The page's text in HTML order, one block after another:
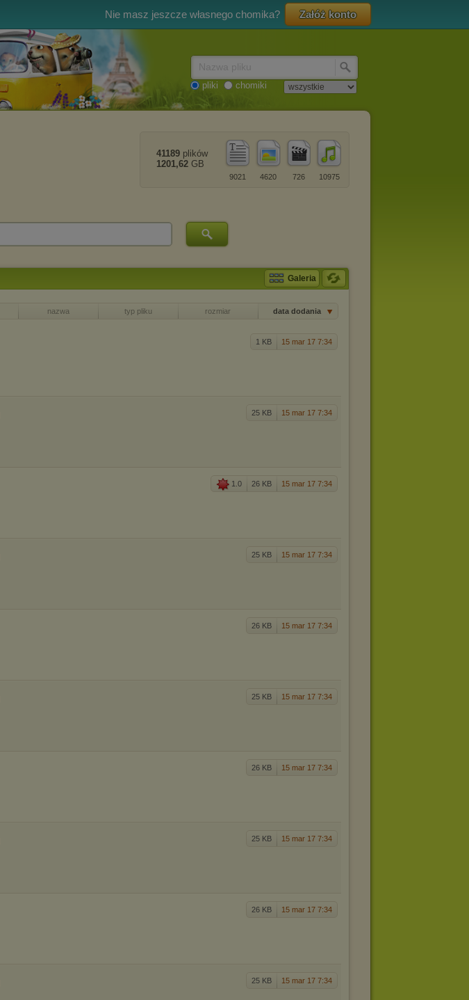
Nie masz jeszcze własnego chomika? Załóż konto
pliki chomiki
10975
726
4620
9021
41189 plików
1201,62 GB
Galeria
nazwa typ pliku rozmiar data dodania
1 KB 15 mar 17 7:34
25 KB 15 mar 17 7:34
1.0 26 KB 15 mar 17 7:34
25 KB 15 mar 17 7:34
26 KB 15 mar 17 7:34
25 KB 15 mar 17 7:34
26 KB 15 mar 17 7:34
25 KB 15 mar 17 7:34
26 KB 15 mar 17 7:34
25 KB 15 mar 17 7:34